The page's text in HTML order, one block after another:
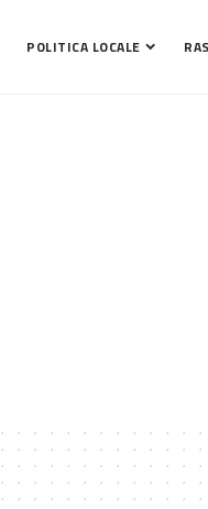
POLITICA LOCALE